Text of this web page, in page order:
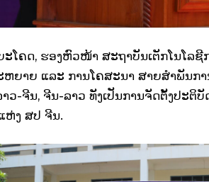
ະໂຄດ, ຮອງຫົວໜ້າ ສະຖາບັນເຕັກໂນໂລ
ຫຍາຍ ແລະ ການໂຄສະນາ ສາຍສຳພັນກ
ວ-ຈີນ, ຈີນ-ລາວ ທັງເປັນການຈັດຕັ້ງປະຕິ
ຫ່ງ ສປ ຈີນ.